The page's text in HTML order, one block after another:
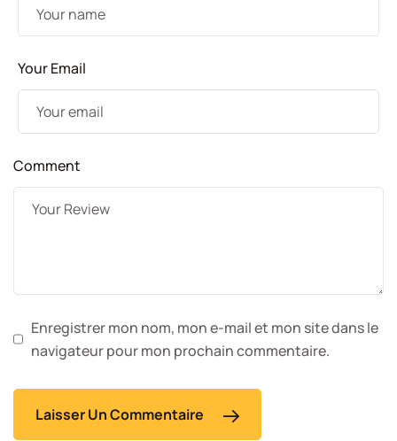
Comment
Your Email
Enregistrer mon nom, mon e-mail et mon site dans le
navigateur pour mon prochain commentaire.
Laisser Un Commentaire